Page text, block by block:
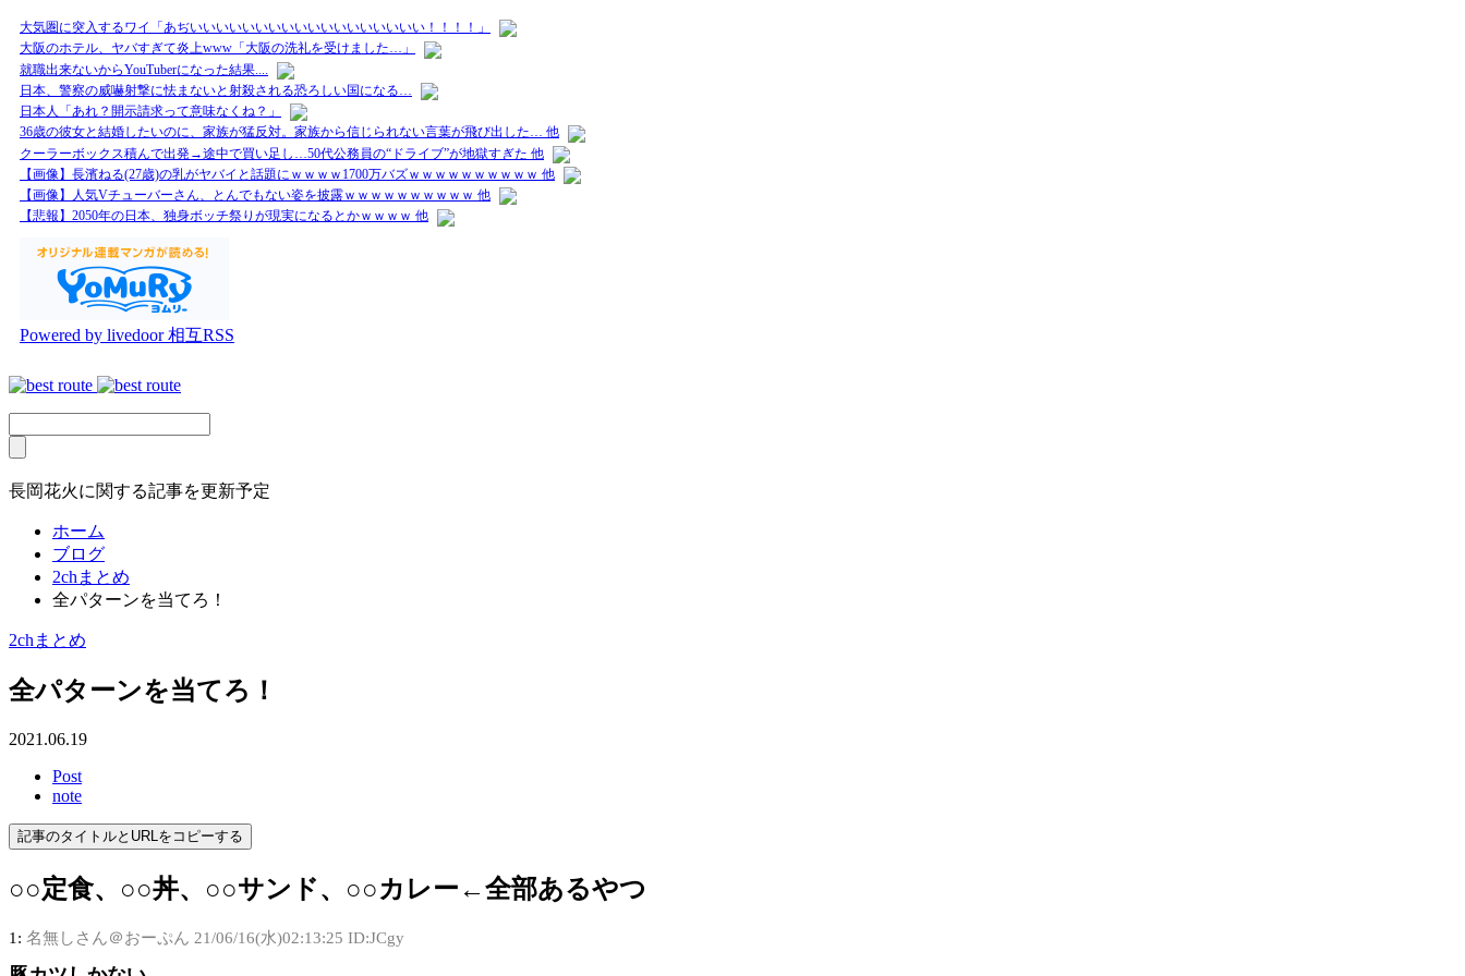
大気圏に突入するワイ「あぢいいいいいいいいいいいいいいいいいい！！！！」
大阪のホテル、ヤバすぎて炎上www「大阪の洗礼を受けました…」
就職出来ないからYouTuberになった結果....
日本、警察の威嚇射撃に怯まないと射殺される恐ろしい国になる…
日本人「あれ？開示請求って意味なくね？」
36歳の彼女と結婚したいのに、家族が猛反対。家族から信じられない言葉が飛び出した… 他
クーラーボックス積んで出発→途中で買い足し…50代公務員の“ドライブ”が地獄すぎた 他
【画像】長濱ねる(27歳)の乳がヤバイと話題にｗｗｗｗ1700万バズｗｗｗｗｗｗｗｗｗｗ 他
【画像】人気Vチューバーさん、とんでもない姿を披露ｗｗｗｗｗｗｗｗｗｗ 他
【悲報】2050年の日本、独身ボッチ祭りが現実になるとかｗｗｗｗ 他
Powered by livedoor 相互RSS
長岡花火に関する記事を更新予定
ホーム
ブログ
2chまとめ
全パターンを当てろ！
2chまとめ
全パターンを当てろ！
2021.06.19
Post
note
記事のタイトルとURLをコピーする
○○定食、○○丼、○○サンド、○○カレー←全部あるやつ
1: 名無しさん＠おーぷん 21/06/16(水)02:13:25 ID:JCgy